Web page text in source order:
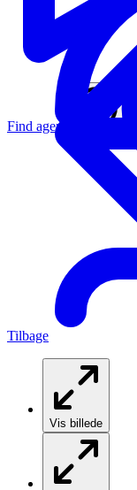
Find agent
Tilbage
Vis billede